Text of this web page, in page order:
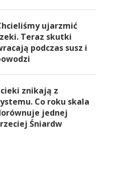
ujarzmić
Teraz skutki
podczas susz i
znikają z
Co roku skala
jednej
Śniardw